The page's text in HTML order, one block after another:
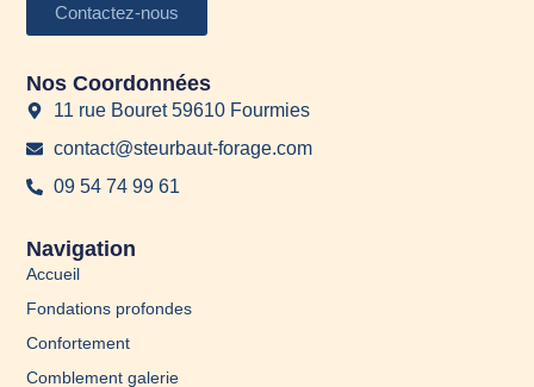
Contactez-nous
Navigation
Accueil
Fondations profondes
Confortement
Comblement galerie
Nos Coordonnées
11 rue Bouret 59610 Fourmies
contact@steurbaut-forage.com
09 54 74 99 61